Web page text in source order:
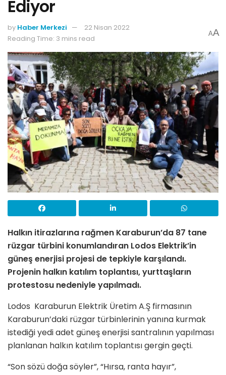
Ediyor
by Haber Merkezi
22 Nisan 2022
Reading Time: 3 mins read
AA
Halkın itirazlarına rağmen Karaburun’da 87 tane
rüzgar türbini konumlandıran Lodos Elektrik’in
güneş enerjisi projesi de tepkiyle karşılandı.
Projenin halkın katılım toplantısı, yurttaşların
protestosu nedeniyle yapılmadı.
Lodos Karaburun Elektrik Üretim A.Ş firmasının
Karaburun’daki rüzgar türbinlerinin yanına kurmak
istediği yedi adet güneş enerjisi santralının yapılması
planlanan halkın katılım toplantısı gergin geçti.
“Son sözü doğa söyler”, “Hırsa, ranta hayır”,